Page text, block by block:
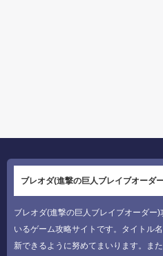
ブレオダ(進撃の巨人ブレイブオーダ
ブレオダ(進撃の巨人ブレイブオーダー
いるゲーム攻略サイトです。タイトル
新できるように努めてまいります。ま